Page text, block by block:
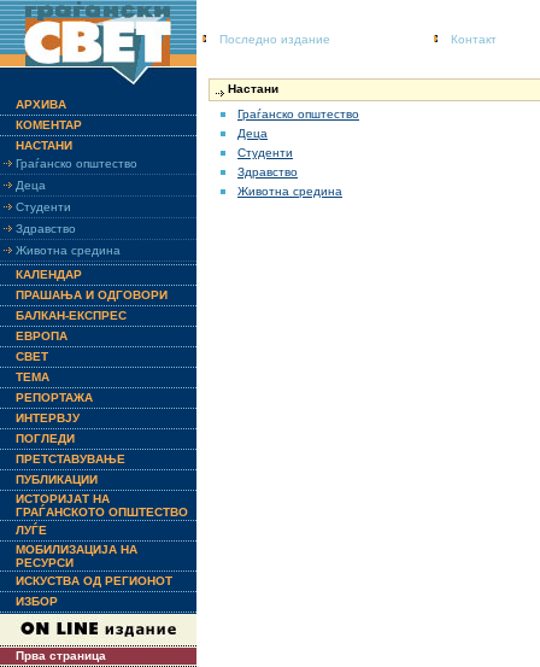
Последно издание Контакт
АРХИВА
КОМЕНТАР
НАСТАНИ
Граѓанско општество
Деца
Студенти
Здравство
Животна средина
КАЛЕНДАР
ПРАШАЊА И ОДГОВОРИ
БАЛКАН-ЕКСПРЕС
ЕВРОПА
СВЕТ
ТЕМА
РЕПОРТАЖА
ИНТЕРВЈУ
ПОГЛЕДИ
ПРЕТСТАВУВАЊЕ
ПУБЛИКАЦИИ
ИСТОРИЈАТ НА
ГРАЃАНСКОТО ОПШТЕСТВО
ЛУЃЕ
МОБИЛИЗАЦИЈА НА
РЕСУРСИ
ИСКУСТВА ОД РЕГИОНОТ
ИЗБОР
Прва страница
Настани
Граѓанско општество
Деца
Студенти
Здравство
Животна средина